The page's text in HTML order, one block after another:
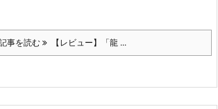
事を読む 【レビュー】「龍 ...